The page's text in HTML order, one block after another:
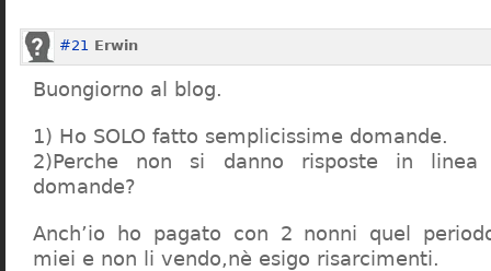
#21 Erwin
Buongiorno al blog.
1) Ho SOLO fatto semplicissime domande.
2)Perche non si danno risposte in
domande?
Anch’io ho pagato con 2 nonni quel
miei e non li vendo,nè esigo risarcimenti.